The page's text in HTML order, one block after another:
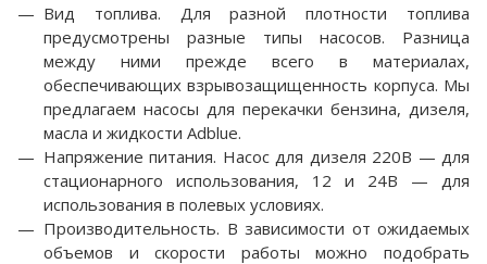
Вид топлива. Для разной плотности топлива
предусмотрены разные типы насосов. Разница
между ними прежде всего в материалах,
обеспечивающих взрывозащищенность корпуса. Мы
предлагаем насосы для перекачки бензина, дизеля,
масла и жидкости Adblue.
Напряжение питания. Насос для дизеля 220В — для
стационарного использования, 12 и 24В — для
использования в полевых условиях.
Производительность. В зависимости от ожидаемых
объемов и скорости работы можно подобрать